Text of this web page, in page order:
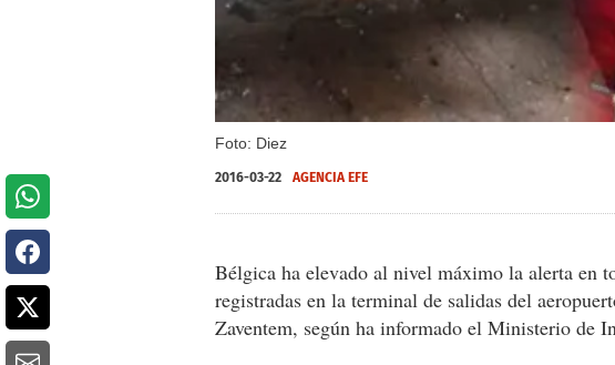
Foto: Diez
2016-03-22 AGENCIA EFE
Bélgica ha elevado al nivel máximo la alerta en
registradas en la terminal de salidas del
Zaventem, según ha informado el Ministerio de